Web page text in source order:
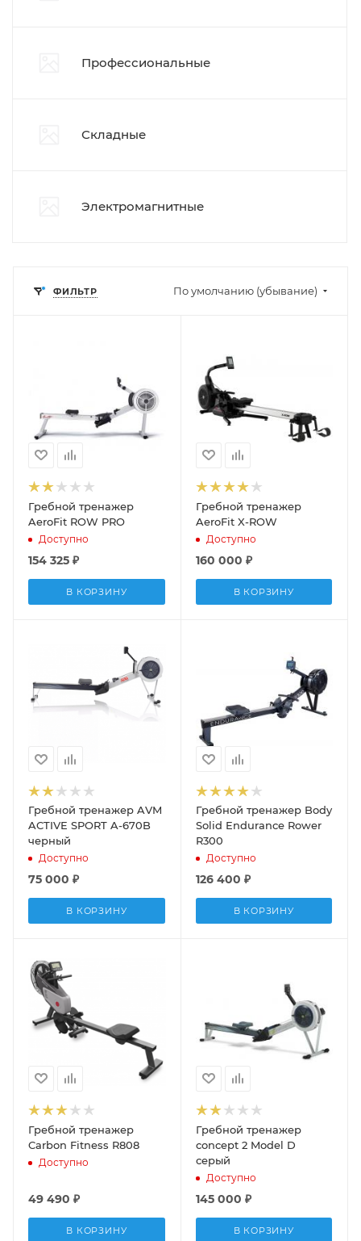
Профессиональные
Складные
Электромагнитные
ФИЛЬТР По умолчанию (убывание)
Гребной тренажер
AeroFit ROW PRO
Доступно
154 325 ₽
В КОРЗИНУ
Гребной тренажер
AeroFit X-ROW
Доступно
160 000 ₽
В КОРЗИНУ
Гребной тренажер AVM
ACTIVE SPORT A-670B
черный
Доступно
75 000 ₽
В КОРЗИНУ
Гребной тренажер Body
Solid Endurance Rower
R300
Доступно
126 400 ₽
В КОРЗИНУ
Гребной тренажер
Carbon Fitness R808
Доступно
49 490 ₽
В КОРЗИНУ
Гребной тренажер
concept 2 Model D
серый
Доступно
145 000 ₽
В КОРЗИНУ